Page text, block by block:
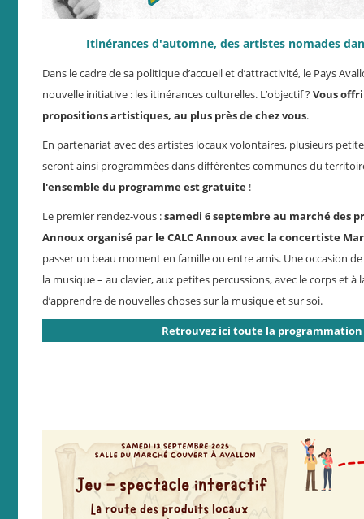
Itinérances d'automne, des artistes nomades
Dans le cadre de sa politique d’accueil et d’attractivité, le Pays
nouvelle initiative : les itinérances culturelles. L’objectif ?Vous
propositions artistiques, au plus près de chez vous.
En partenariat avec des artistes locaux volontaires, plusieurs
seront ainsi programmées dans différentes communes du
l'ensemble du programme est gratuite !
Le premier rendez-vous :samedi 6 septembre au marché des
Annoux organisé par le CALC Annoux avec la concertiste
passer un beau moment en famille ou entre amis. Une occasion
la musique – au clavier, aux petites percussions, avec le corps et à
d’apprendre de nouvelles choses sur la musique et sur soi.
Retrouvez ici toute la programmation